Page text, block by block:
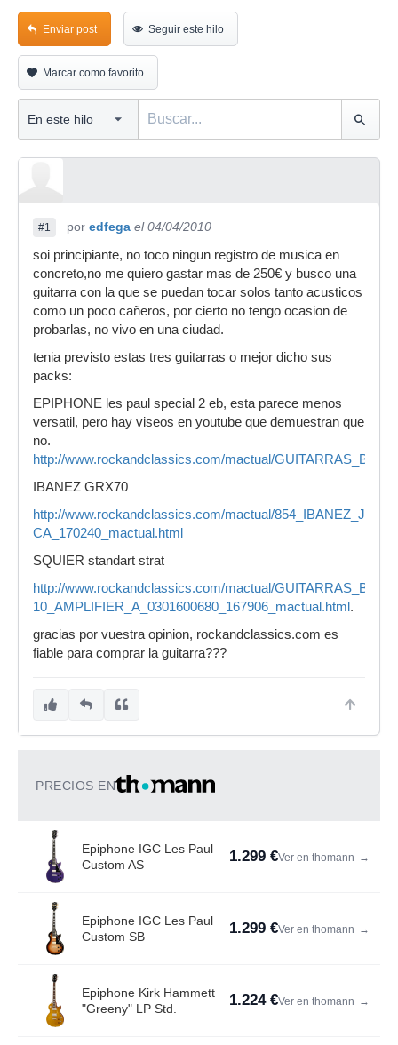
Enviar post Seguir este hilo
Marcar como favorito
#1 por edfega el 04/04/2010
soi principiante, no toco ningun registro de musica en
concreto,no me quiero gastar mas de 250€ y busco una
guitarra con la que se puedan tocar solos tanto acusticos
como un poco cañeros, por cierto no tengo ocasion de
probarlas, no vivo en una ciudad.
tenia previsto estas tres guitarras o mejor dicho sus
packs:
EPIPHONE les paul special 2 eb, esta parece menos
versatil, pero hay viseos en youtube que demuestran que
no.
http://www.rockandclassics.com/mactual/
IBANEZ GRX70
http://www.rockandclassics.com/mactual/
CA_170240_mactual.html
SQUIER standart strat
http://www.rockandclassics.com/mactual/
10_AMPLIFIER_A_0301600680_167906_mactual.html .
gracias por vuestra opinion, rockandclassics.com es
fiable para comprar la guitarra???
PRECIOS EN
Epiphone IGC Les Paul
Custom AS
1.299 €Ver en thomann →
Epiphone IGC Les Paul
Custom SB
1.299 €Ver en thomann →
Epiphone Kirk Hammett
"Greeny" LP Std.
1.224 €Ver en thomann →